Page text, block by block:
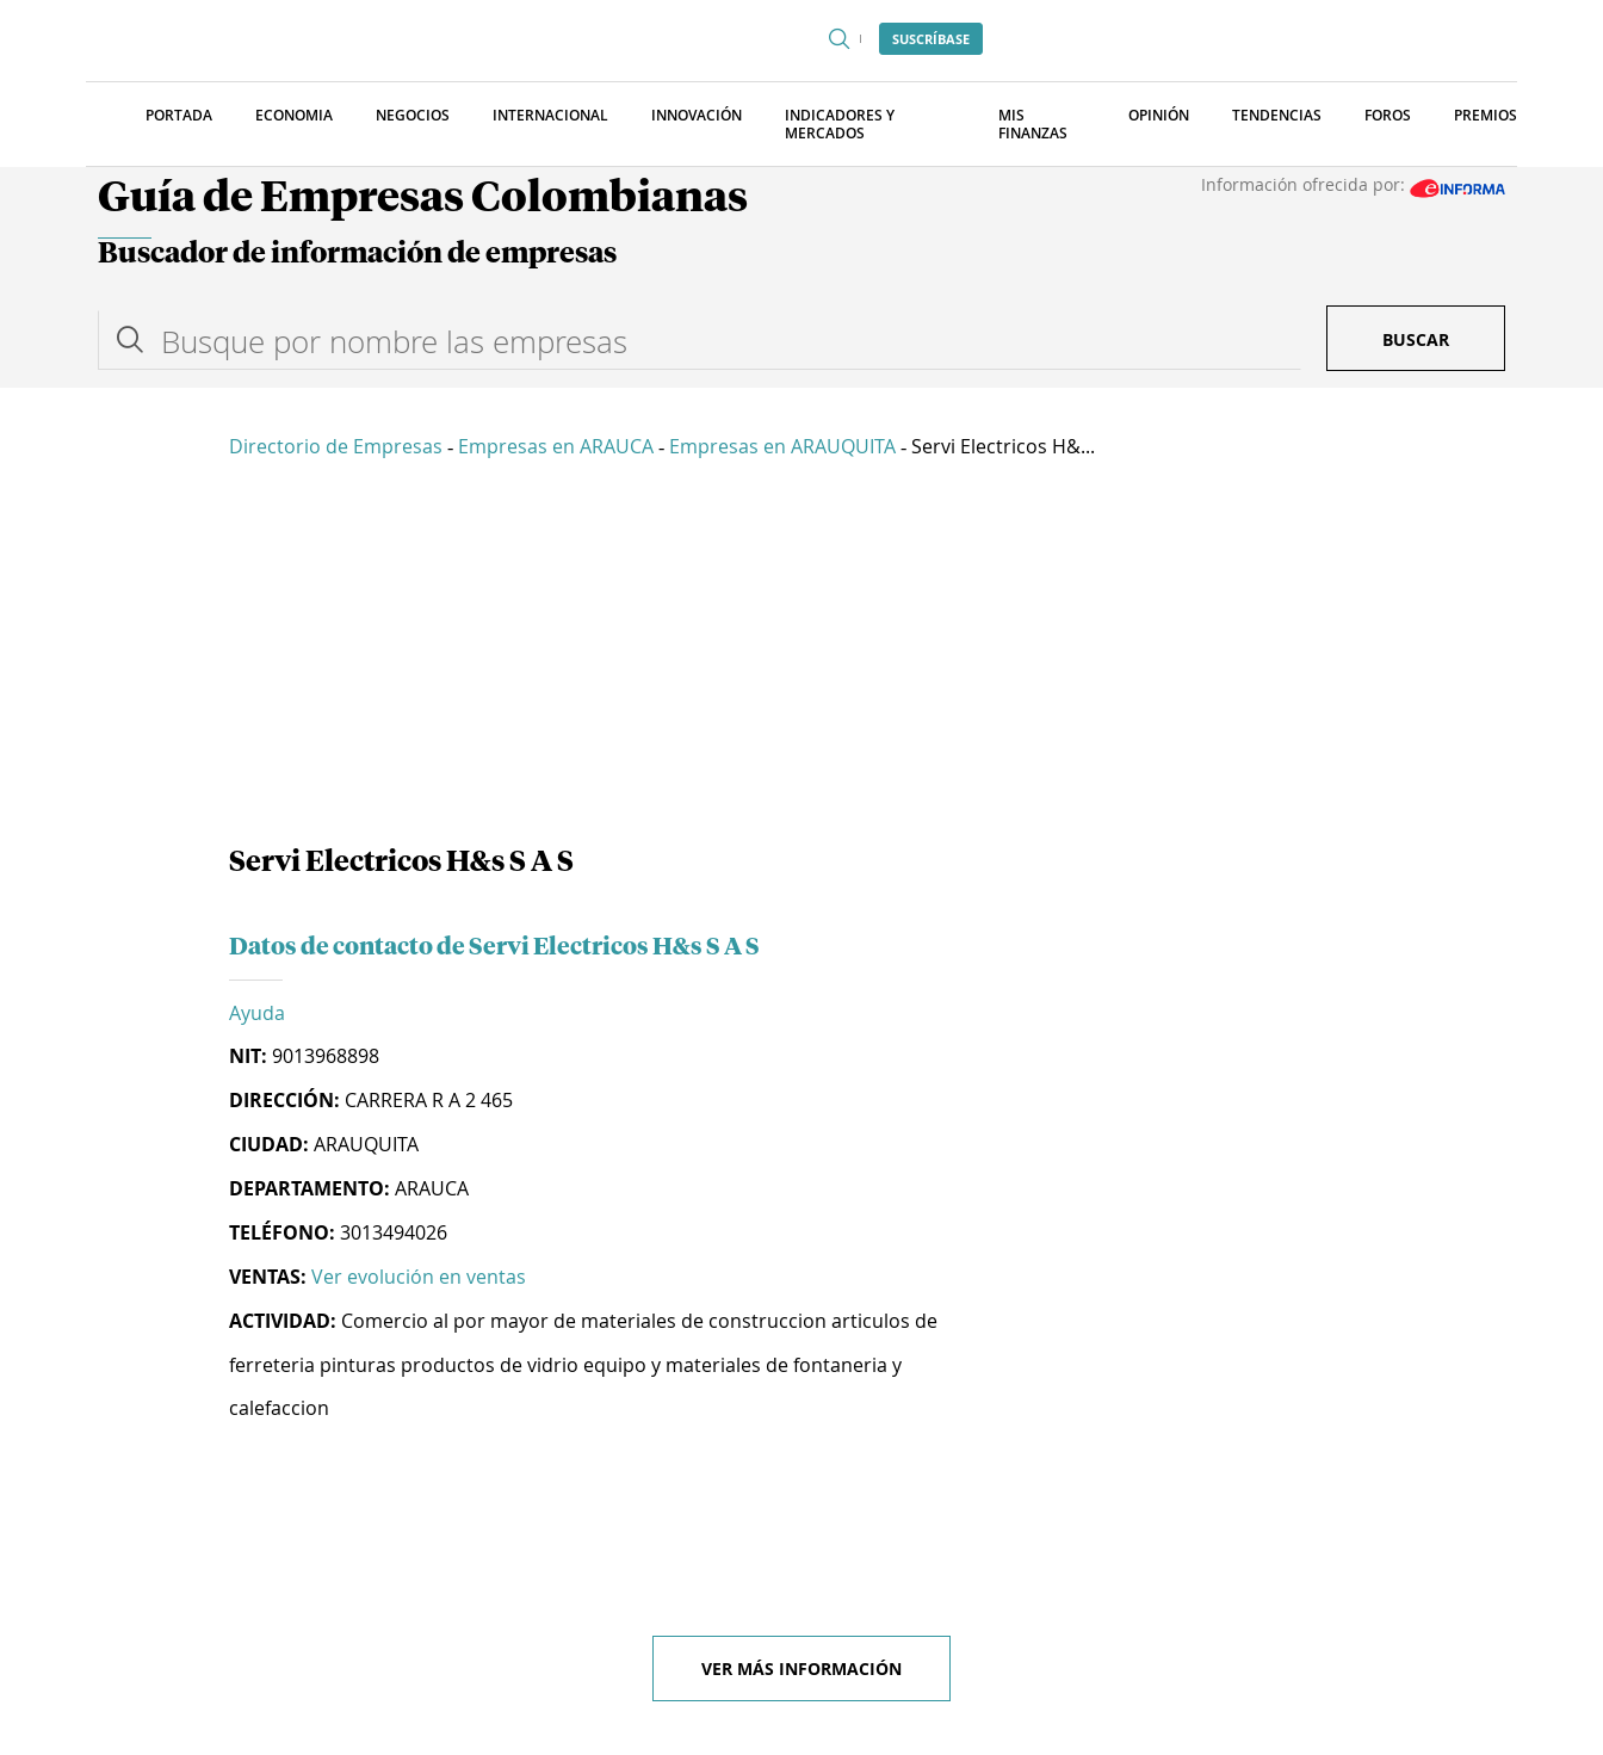
SUSCRÍBASE
PORTADA ECONOMIA NEGOCIOS INTERNACIONAL INNOVACIÓN
INDICADORES Y
MERCADOS
MIS
FINANZAS
OPINIÓN TENDENCIAS FOROS PREMIOS
Guía de Empresas Colombianas Información ofrecida por:
Buscador de información de empresas
BUSCAR
Directorio de Empresas - Empresas en ARAUCA - Empresas en ARAUQUITA - Servi Electricos H&...
Servi Electricos H&s S A S
Datos de contacto de Servi Electricos H&s S A S
Ayuda
NIT: 9013968898
DIRECCIÓN: CARRERA R A 2 465
CIUDAD: ARAUQUITA
DEPARTAMENTO: ARAUCA
TELÉFONO: 3013494026
VENTAS: Ver evolución en ventas
ACTIVIDAD: Comercio al por mayor de materiales de construccion articulos de
ferreteria pinturas productos de vidrio equipo y materiales de fontaneria y
calefaccion
VER MÁS INFORMACIÓN